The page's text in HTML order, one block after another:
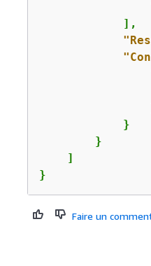
            ],
            }
        }
    ]
}
Faire un